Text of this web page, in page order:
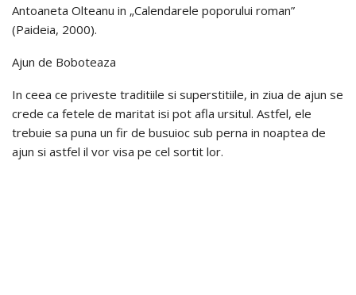
Antoaneta Olteanu in „Calendarele poporului roman”
(Paideia, 2000).
Ajun de Boboteaza
In ceea ce priveste traditiile si superstitiile, in ziua de ajun se
crede ca fetele de maritat isi pot afla ursitul. Astfel, ele
trebuie sa puna un fir de busuioc sub perna in noaptea de
ajun si astfel il vor visa pe cel sortit lor.